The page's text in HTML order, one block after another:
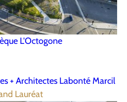
L'Octogone
+ Architectes Labonté Marcil
Lauréat